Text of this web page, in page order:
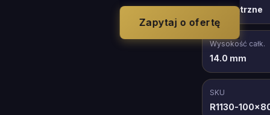
Zapytaj o ofertę
wewnętrzne
Wysokość całk.
14.0 mm
SKU
R1130-